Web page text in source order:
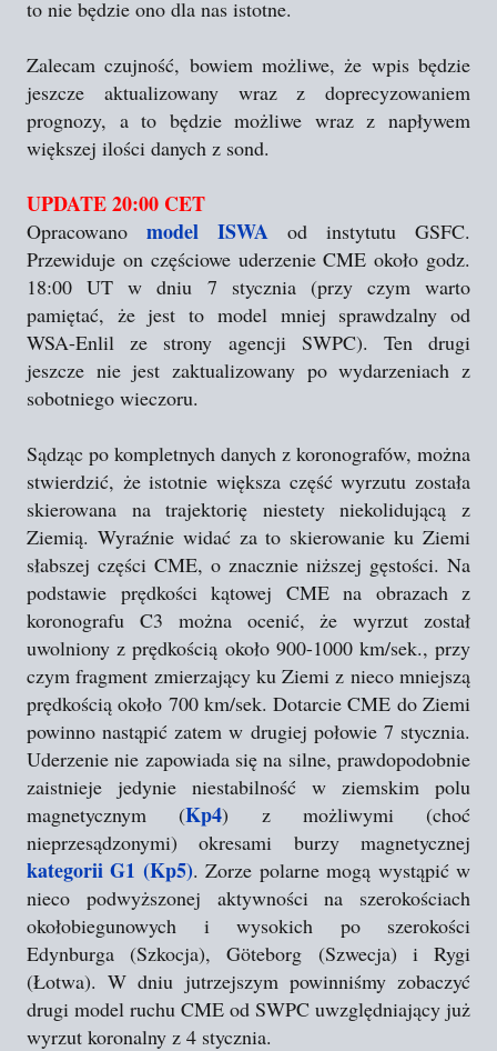
to nie będzie ono dla nas istotne.
Zalecam czujność, bowiem możliwe, że wpis będzie
jeszcze aktualizowany wraz z doprecyzowaniem
prognozy, a to będzie możliwe wraz z napływem
większej ilości danych z sond.
UPDATE 20:00 CET
Opracowano model ISWA od instytutu GSFC.
Przewiduje on częściowe uderzenie CME około godz.
18:00 UT w dniu 7 stycznia (przy czym warto
pamiętać, że jest to model mniej sprawdzalny od
WSA-Enlil ze strony agencji SWPC). Ten drugi
jeszcze nie jest zaktualizowany po wydarzeniach z
sobotniego wieczoru.
Sądząc po kompletnych danych z koronografów, można
stwierdzić, że istotnie większa część wyrzutu została
skierowana na trajektorię niestety niekolidującą z
Ziemią. Wyraźnie widać za to skierowanie ku Ziemi
słabszej części CME, o znacznie niższej gęstości. Na
podstawie prędkości kątowej CME na obrazach z
koronografu C3 można ocenić, że wyrzut został
uwolniony z prędkością około 900-1000 km/sek., przy
czym fragment zmierzający ku Ziemi z nieco mniejszą
prędkością około 700 km/sek. Dotarcie CME do Ziemi
powinno nastąpić zatem w drugiej połowie 7 stycznia.
Uderzenie nie zapowiada się na silne, prawdopodobnie
zaistnieje jedynie niestabilność w ziemskim polu
magnetycznym (Kp4) z możliwymi (choć
nieprzesądzonymi) okresami burzy magnetycznej
kategorii G1 (Kp5). Zorze polarne mogą wystąpić w
nieco podwyższonej aktywności na szerokościach
okołobiegunowych i wysokich po szerokości
Edynburga (Szkocja), Göteborg (Szwecja) i Rygi
(Łotwa). W dniu jutrzejszym powinniśmy zobaczyć
drugi model ruchu CME od SWPC uwzględniający już
wyrzut koronalny z 4 stycznia.